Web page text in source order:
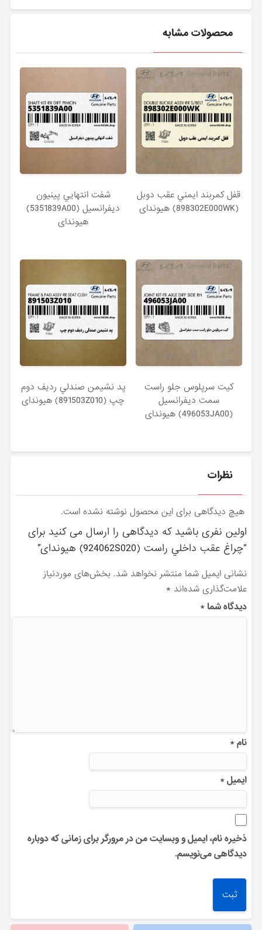
محصولات مشابه
قفل كمربند ايمني عقب دوبل
(898302E000WK) هیوندای
شفت انتهايي پينيون
ديفرانسيل (5351839A00)
هیوندای
كيت سرپلوس جلو راست
سمت ديفرانسيل
(496053JA00) هیوندای
پد نشيمن صندلي رديف دوم
چپ (891503Z010) هیوندای
نظرات
هیچ دیدگاهی برای این محصول نوشته نشده است.
اولین نفری باشید که دیدگاهی را ارسال می کنید برای
“چراغ عقب داخلي راست (924062S020) هیوندای”
نشانی ایمیل شما منتشر نخواهد شد. بخش‌های موردنیاز
علامت‌گذاری شده‌اند *
دیدگاه شما*
نام*
ایمیل*
ذخیره نام، ایمیل و وبسایت من در مرورگر برای زمانی که دوباره
دیدگاهی می‌نویسم.